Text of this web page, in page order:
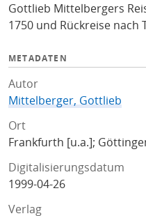
f
o
Gottlieb Mittelbergers
1750 und Rückreise nach
METADATEN
Autor
Mittelberger, Gottlieb
Ort
Frankfurth [u.a.];
Digitalisierungsdatum
1999-04-26
Verlag